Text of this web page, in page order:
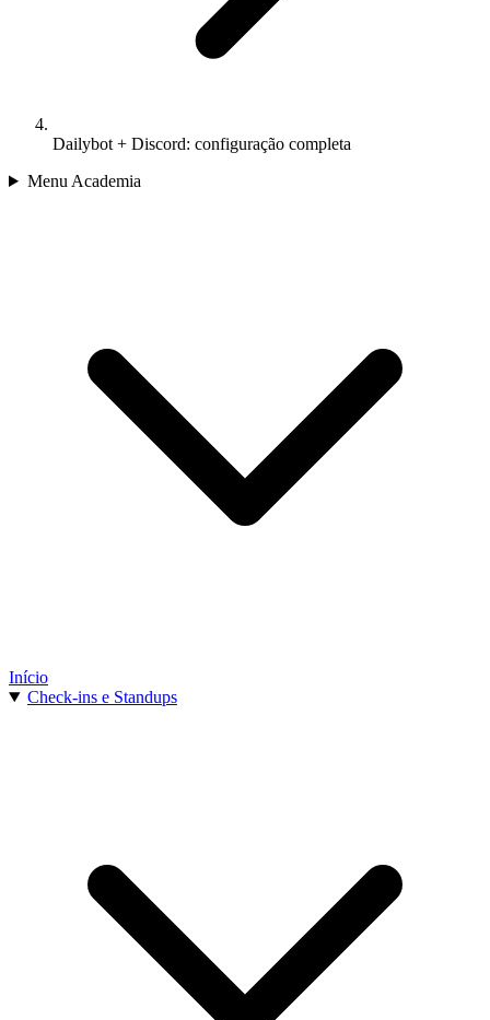
Dailybot + Discord: configuração completa
Menu Academia
Início
Check-ins e Standups